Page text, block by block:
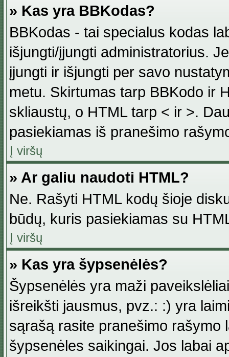
» Kas yra BBKodas?
BBKodas - tai specialus kodas
išjungti/įjungti administratorius.
įjungti ir išjungti per savo
metu. Skirtumas tarp BBKodo ir
skliaustų, o HTML tarp < ir >.
pasiekiamas iš pranešimo
Į viršų
» Ar galiu naudoti HTML?
Ne. Rašyti HTML kodų šioje
būdų, kuris pasiekiamas su
Į viršų
» Kas yra šypsenėlės?
Šypsenėlės yra maži
išreikšti jausmus, pvz.: :) yra
sąrašą rasite pranešimo rašymo
šypsenėles saikingai. Jos labai